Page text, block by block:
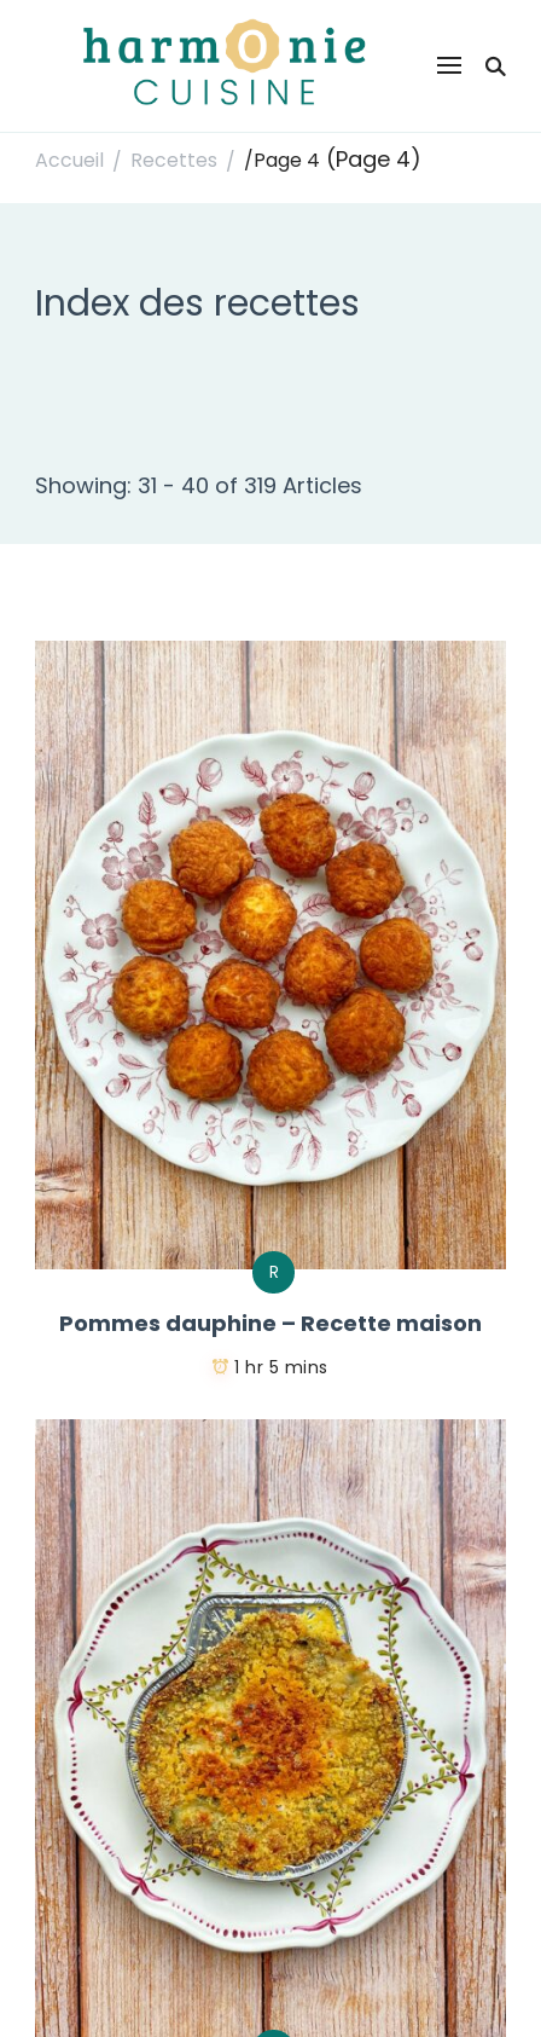
Harmonie Cuisine
Accueil / Recettes / /Page 4 (Page 4)
Index des recettes
Showing: 31 - 40 of 319 Articles
R
Pommes dauphine – Recette maison
1 hr 5 mins